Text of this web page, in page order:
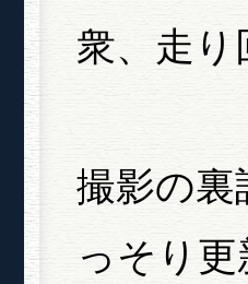
衆、走り
撮影の
っそり